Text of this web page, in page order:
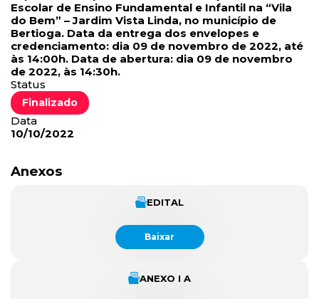
Escolar de Ensino Fundamental e Infantil na “Vila
do Bem” – Jardim Vista Linda, no município de
Bertioga. Data da entrega dos envelopes e
credenciamento: dia 09 de novembro de 2022, até
às 14:00h. Data de abertura: dia 09 de novembro
de 2022, às 14:30h.
Status
Finalizado
Data
10/10/2022
Anexos
EDITAL
Baixar
ANEXO I A